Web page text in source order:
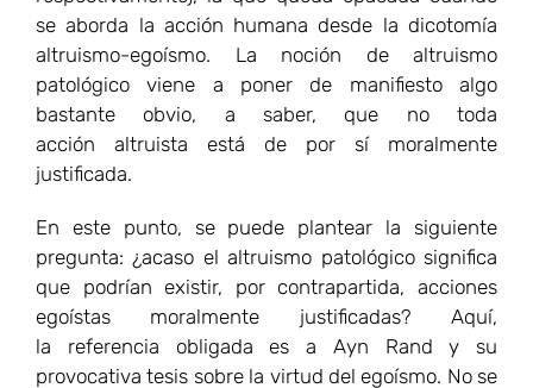
egoístas moralmente justificadas? Aquí,
la referencia obligada es a Ayn Rand y su
provocativa tesis sobre la virtud del egoísmo. No se
trata ahora de hacer una crítica a la propuesta,
errónea en mi opinión, que ofrece Rand. En
breves términos, creo que en este punto Rand no
logra escapar de las aporías que se generan
al aproximarse desde una lógica dicotómica a este
problema. Así, Rand se ata de pies y manos y se le
hace imposible ofrecer una solución que sea
realmente superadora. Ella también cae víctima del
empobrecimiento lingüístico-conceptual
característico del emotivismo moral que